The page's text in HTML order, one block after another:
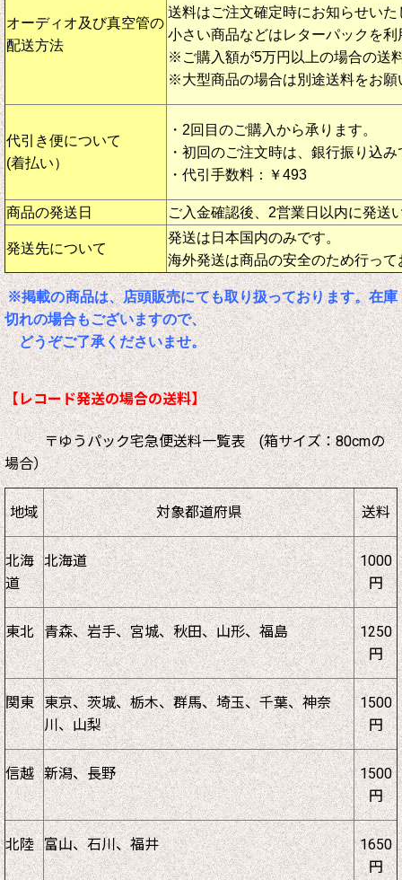
オーディオ及び真空管の
配送方法
送料はご注文確定時にお知らせいた
小さい商品などはレターパックを利
※ご購入額が5万円以上の場合の送
※大型商品の場合は別途送料をお願
代引き便について
(着払い）
・2回目のご購入から承ります。
・初回のご注文時は、銀行振り込
・代引手数料：￥493
商品の発送日 ご入金確認後、2営業日以内に発送
発送先について
発送は日本国内のみです。
海外発送は商品の安全のため行って
※掲載の商品は、店頭販売にても取り扱っております。在庫
切れの場合もございますので、
どうぞご了承くださいませ。
【レコード発送の場合の送料】
〒ゆうパック宅急便送料一覧表 (箱サイズ：80cmの
場合）
地域 対象都道府県 送料
北海
道
北海道
1000
円
東北 青森、岩手、宮城、秋田、山形、福島
1250
円
関東
東京、茨城、栃木、群馬、埼玉、千葉、神奈
川、山梨
1500
円
信越 新潟、長野
1500
円
北陸 富山、石川、福井
1650
円